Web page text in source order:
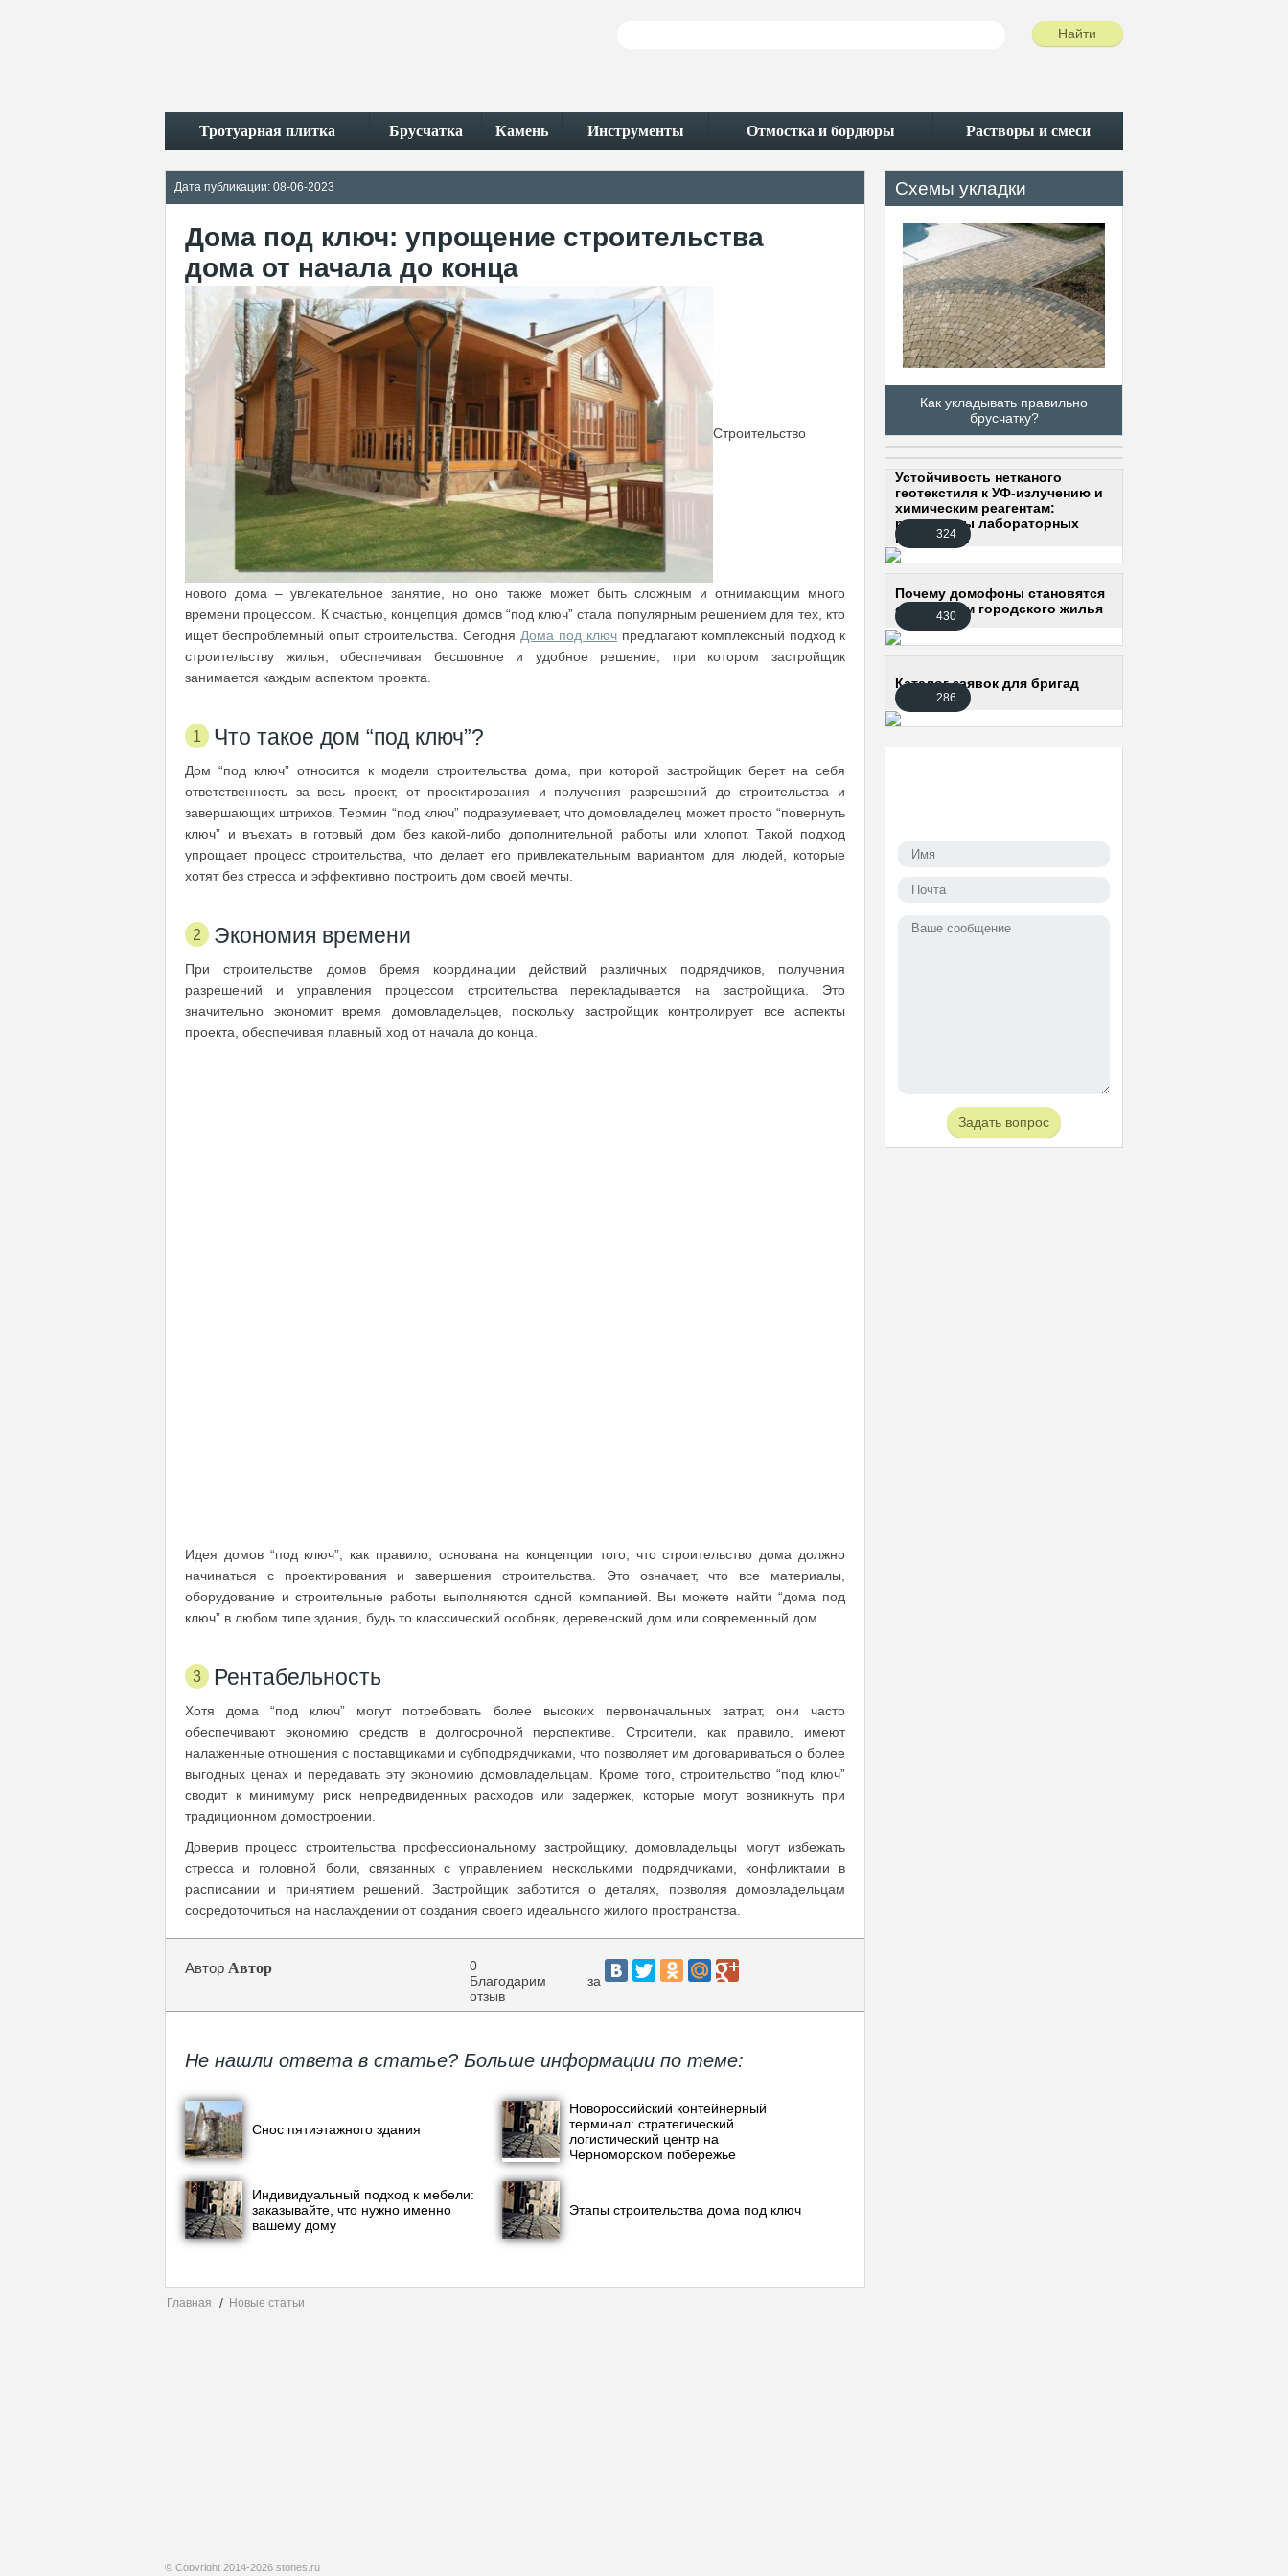
Тротуарная плитка Брусчатка Камень Инструменты Отмостка и бордюры Растворы и смеси
Дата публикации: 08-06-2023
Дома под ключ: упрощение строительства
дома от начала до конца
Строительство
нового дома – увлекательное занятие, но оно также может быть сложным и отнимающим много
времени процессом. К счастью, концепция домов “под ключ” стала популярным решением для тех, кто
ищет беспроблемный опыт строительства. Сегодня Дома под ключ предлагают комплексный подход к
строительству жилья, обеспечивая бесшовное и удобное решение, при котором застройщик
занимается каждым аспектом проекта.
Что такое дом “под ключ”?
Дом “под ключ” относится к модели строительства дома, при которой застройщик берет на себя
ответственность за весь проект, от проектирования и получения разрешений до строительства и
завершающих штрихов. Термин “под ключ” подразумевает, что домовладелец может просто “повернуть
ключ” и въехать в готовый дом без какой-либо дополнительной работы или хлопот. Такой подход
упрощает процесс строительства, что делает его привлекательным вариантом для людей, которые
хотят без стресса и эффективно построить дом своей мечты.
Экономия времени
При строительстве домов бремя координации действий различных подрядчиков, получения
разрешений и управления процессом строительства перекладывается на застройщика. Это
значительно экономит время домовладельцев, поскольку застройщик контролирует все аспекты
проекта, обеспечивая плавный ход от начала до конца.
Идея домов “под ключ”, как правило, основана на концепции того, что строительство дома должно
начинаться с проектирования и завершения строительства. Это означает, что все материалы,
оборудование и строительные работы выполняются одной компанией. Вы можете найти “дома под
ключ” в любом типе здания, будь то классический особняк, деревенский дом или современный дом.
Рентабельность
Хотя дома “под ключ” могут потребовать более высоких первоначальных затрат, они часто
обеспечивают экономию средств в долгосрочной перспективе. Строители, как правило, имеют
налаженные отношения с поставщиками и субподрядчиками, что позволяет им договариваться о более
выгодных ценах и передавать эту экономию домовладельцам. Кроме того, строительство “под ключ”
сводит к минимуму риск непредвиденных расходов или задержек, которые могут возникнуть при
традиционном домостроении.
Доверив процесс строительства профессиональному застройщику, домовладельцы могут избежать
стресса и головной боли, связанных с управлением несколькими подрядчиками, конфликтами в
расписании и принятием решений. Застройщик заботится о деталях, позволяя домовладельцам
сосредоточиться на наслаждении от создания своего идеального жилого пространства.
Автор Автор
0
Благодарим за
отзыв
Не нашли ответа в статье? Больше информации по теме:
Снос пятиэтажного здания
Новороссийский контейнерный
терминал: стратегический
логистический центр на
Черноморском побережье
Индивидуальный подход к мебели:
заказывайте, что нужно именно
вашему дому
Этапы строительства дома под ключ
Главная Новые статьи
Схемы укладки
Как укладывать правильно
брусчатку?
Устойчивость нетканого
геотекстиля к УФ-излучению и
химическим реагентам:
результаты лабораторных
испытаний
324
Почему домофоны становятся
стандартом городского жилья
430
Каталог заявок для бригад
286
© Copyright 2014-2026 stones.ru